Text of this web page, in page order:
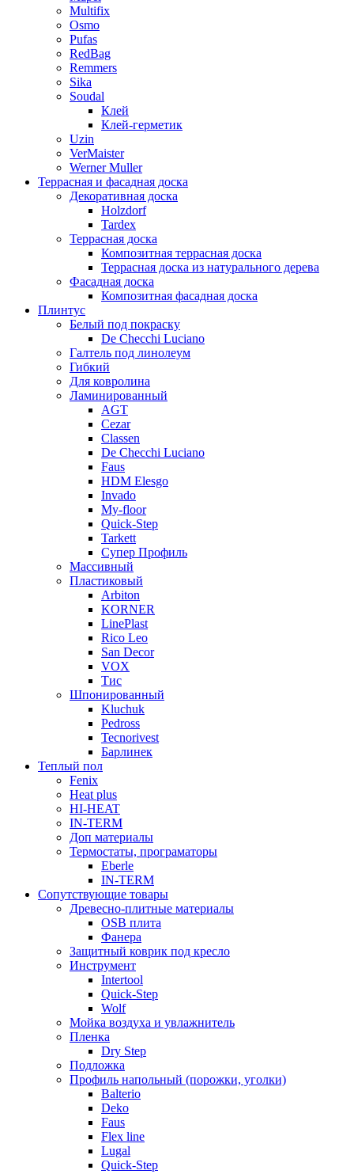
Multifix
Osmo
Pufas
RedBag
Remmers
Sika
Soudal
Клей
Клей-герметик
Uzin
VerMaister
Werner Muller
Террасная и фасадная доска
Декоративная доска
Holzdorf
Tardex
Террасная доска
Композитная террасная доска
Террасная доска из натурального дерева
Фасадная доска
Композитная фасадная доска
Плинтус
Белый под покраску
De Checchi Luciano
Галтель под линолеум
Гибкий
Для ковролина
Ламинированный
AGT
Cezar
Classen
De Checchi Luciano
Faus
HDM Elesgo
Invado
My-floor
Quick-Step
Tarkett
Супер Профиль
Массивный
Пластиковый
Arbiton
KORNER
LinePlast
Rico Leo
San Decor
VOX
Тис
Шпонированный
Kluchuk
Pedross
Tecnorivest
Барлинек
Теплый пол
Fenix
Heat plus
HI-HEAT
IN-TERM
Доп материалы
Термостаты, програматоры
Eberle
IN-TERM
Сопутствующие товары
Древесно-плитные материалы
OSB плита
Фанера
Защитный коврик под кресло
Инструмент
Intertool
Quick-Step
Wolf
Мойка воздуха и увлажнитель
Пленка
Dry Step
Подложка
Профиль напольный (порожки, уголки)
Balterio
Deko
Faus
Flex line
Lugal
Quick-Step